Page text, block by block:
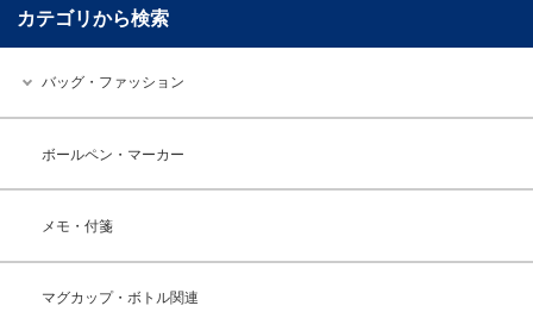
カテゴリから検索
バッグ・ファッション
ボールペン・マーカー
メモ・付箋
マグカップ・ボトル関連